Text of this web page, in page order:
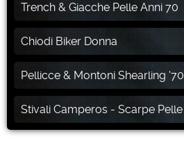
Trench & Giacche Pelle Anni 70
Chiodi Biker Donna
Pellicce & Montoni Shearling '70
Stivali Camperos - Scarpe Pelle